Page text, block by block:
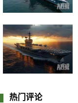
热门评论